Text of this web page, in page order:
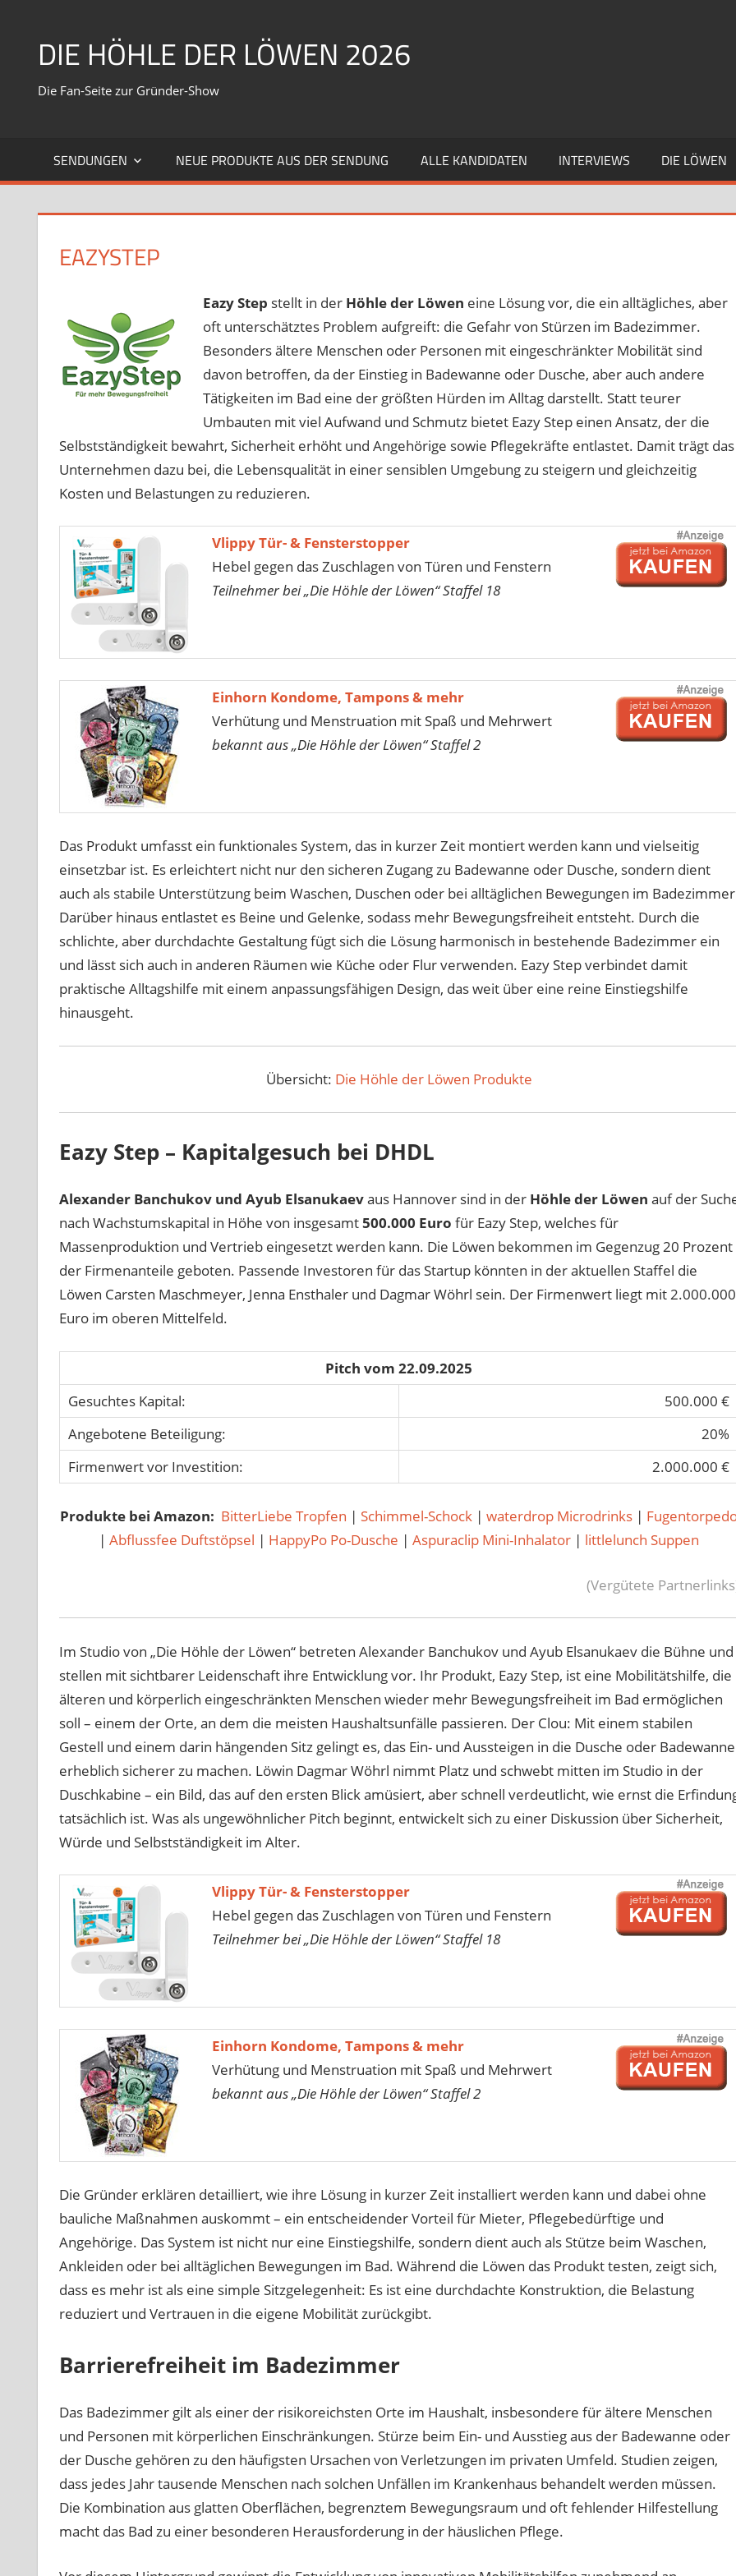
springenDIE HÖHLE DER LÖWEN 2026
Die Fan-Seite zur Gründer-Show
SENDUNGEN NEUE PRODUKTE AUS DER SENDUNG ALLE KANDIDATEN INTERVIEWS DIE LÖWEN
EAZYSTEP
Eazy Step stellt in der Höhle der Löwen eine Lösung vor, die ein alltägliches, aber
oft unterschätztes Problem aufgreift: die Gefahr von Stürzen im Badezimmer.
Besonders ältere Menschen oder Personen mit eingeschränkter Mobilität sind
davon betroffen, da der Einstieg in Badewanne oder Dusche, aber auch andere
Tätigkeiten im Bad eine der größten Hürden im Alltag darstellt. Statt teurer
Umbauten mit viel Aufwand und Schmutz bietet Eazy Step einen Ansatz, der die
Selbstständigkeit bewahrt, Sicherheit erhöht und Angehörige sowie Pflegekräfte entlastet. Damit trägt das
Unternehmen dazu bei, die Lebensqualität in einer sensiblen Umgebung zu steigern und gleichzeitig
Kosten und Belastungen zu reduzieren.
Vlippy Tür- & Fensterstopper
Hebel gegen das Zuschlagen von Türen und Fenstern
Teilnehmer bei „Die Höhle der Löwen“ Staffel 18
Einhorn Kondome, Tampons & mehr
Verhütung und Menstruation mit Spaß und Mehrwert
bekannt aus „Die Höhle der Löwen“ Staffel 2
Das Produkt umfasst ein funktionales System, das in kurzer Zeit montiert werden kann und vielseitig
einsetzbar ist. Es erleichtert nicht nur den sicheren Zugang zu Badewanne oder Dusche, sondern dient
auch als stabile Unterstützung beim Waschen, Duschen oder bei alltäglichen Bewegungen im
Darüber hinaus entlastet es Beine und Gelenke, sodass mehr Bewegungsfreiheit entsteht. Durch die
schlichte, aber durchdachte Gestaltung fügt sich die Lösung harmonisch in bestehende Badezimmer ein
und lässt sich auch in anderen Räumen wie Küche oder Flur verwenden. Eazy Step verbindet damit
praktische Alltagshilfe mit einem anpassungsfähigen Design, das weit über eine reine Einstiegshilfe
hinausgeht.
Übersicht: Die Höhle der Löwen Produkte
Eazy Step – Kapitalgesuch bei DHDL
Alexander Banchukov und Ayub Elsanukaevaus Hannover sind in der Höhle der Löwen auf der
nach Wachstumskapital in Höhe von insgesamt500.000 Euro für Eazy Step, welches für
Massenproduktion und Vertrieb eingesetzt werden kann. Die Löwen bekommen im Gegenzug 20 Prozent
der Firmenanteile geboten. Passende Investoren für das Startup könnten in der aktuellen Staffel die
Löwen Carsten Maschmeyer, Jenna Ensthaler und Dagmar Wöhrl sein. Der Firmenwert liegt mit 2.000.000
Euro im oberen Mittelfeld.
Pitch vom 22.09.2025
Gesuchtes Kapital:
500.000 €
Angebotene Beteiligung:
20%
Firmenwert vor Investition:
2.000.000 €
Produkte bei Amazon: BitterLiebe Tropfen | Schimmel-Schock | waterdrop Microdrinks |
| Abflussfee Duftstöpsel | HappyPo Po-Dusche |Aspuraclip Mini-Inhalator | littlelunch Suppen
(Vergütete
Im Studio von „Die Höhle der Löwen“ betreten Alexander Banchukov und Ayub Elsanukaev die Bühne und
stellen mit sichtbarer Leidenschaft ihre Entwicklung vor. Ihr Produkt, Eazy Step, ist eine Mobilitätshilfe, die
älteren und körperlich eingeschränkten Menschen wieder mehr Bewegungsfreiheit im Bad ermöglichen
soll – einem der Orte, an dem die meisten Haushaltsunfälle passieren. Der Clou: Mit einem stabilen
Gestell und einem darin hängenden Sitz gelingt es, das Ein- und Aussteigen in die Dusche oder Badewanne
erheblich sicherer zu machen. Löwin Dagmar Wöhrl nimmt Platz und schwebt mitten im Studio in der
Duschkabine – ein Bild, das auf den ersten Blick amüsiert, aber schnell verdeutlicht, wie ernst die
tatsächlich ist. Was als ungewöhnlicher Pitch beginnt, entwickelt sich zu einer Diskussion über Sicherheit,
Würde und Selbstständigkeit im Alter.
Vlippy Tür- & Fensterstopper
Hebel gegen das Zuschlagen von Türen und Fenstern
Teilnehmer bei „Die Höhle der Löwen“ Staffel 18
Einhorn Kondome, Tampons & mehr
Verhütung und Menstruation mit Spaß und Mehrwert
bekannt aus „Die Höhle der Löwen“ Staffel 2
Die Gründer erklären detailliert, wie ihre Lösung in kurzer Zeit installiert werden kann und dabei ohne
bauliche Maßnahmen auskommt – ein entscheidender Vorteil für Mieter, Pflegebedürftige und
Angehörige. Das System ist nicht nur eine Einstiegshilfe, sondern dient auch als Stütze beim Waschen,
Ankleiden oder bei alltäglichen Bewegungen im Bad. Während die Löwen das Produkt testen, zeigt sich,
dass es mehr ist als eine simple Sitzgelegenheit: Es ist eine durchdachte Konstruktion, die Belastung
reduziert und Vertrauen in die eigene Mobilität zurückgibt.
Barrierefreiheit im Badezimmer
Das Badezimmer gilt als einer der risikoreichsten Orte im Haushalt, insbesondere für ältere Menschen
und Personen mit körperlichen Einschränkungen. Stürze beim Ein- und Ausstieg aus der Badewanne oder
der Dusche gehören zu den häufigsten Ursachen von Verletzungen im privaten Umfeld. Studien zeigen,
dass jedes Jahr tausende Menschen nach solchen Unfällen im Krankenhaus behandelt werden müssen.
Die Kombination aus glatten Oberflächen, begrenztem Bewegungsraum und oft fehlender Hilfestellung
macht das Bad zu einer besonderen Herausforderung in der häuslichen Pflege.